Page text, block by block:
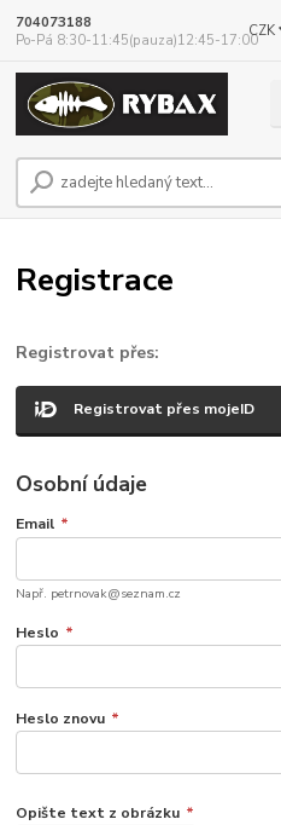
CZK
704073188
Po-Pá 8:30-11:45(pauza)12:45-17:00
Registrace
Registrovat přes:
Registrovat přes mojeID
Osobní údaje
Email *
Např. petrnovak@seznam.cz
Heslo *
Heslo znovu *
Opište text z obrázku *